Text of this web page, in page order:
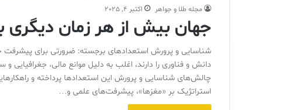
مجله طلا و جواهر اکتبر 4, 2025
جهان بیش از هر زمان دیگری
شناسایی و پرورش استعدادهای برجسته: ضرورتی برای پیشرفت
دانش و فناوری را دارند، اغلب به دلیل موانع مالی،
چالش‌های شناسایی و پرورش این استعدادها پرداخته و
استراتژیک بر «مغزها»، پیشرفت‌های علمی و…